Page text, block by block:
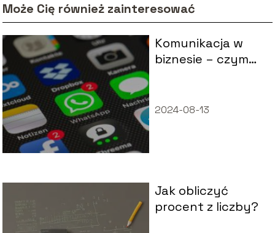
Może Cię również zainteresować
Komunikacja w
biznesie – czym
2024-08-13
Jak obliczyć
procent z liczby?